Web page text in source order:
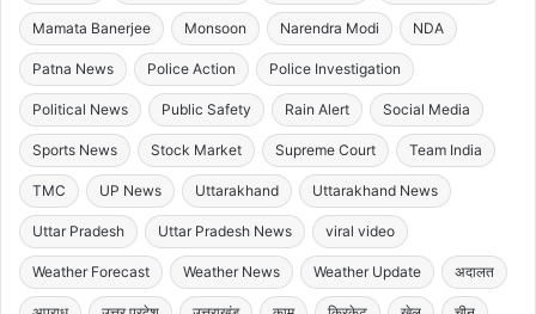
Mamata Banerjee Monsoon Narendra Modi NDA
Patna News Police Action Police Investigation
Political News Public Safety Rain Alert Social Media
Sports News Stock Market Supreme Court Team India
TMC UP News Uttarakhand Uttarakhand News
Uttar Pradesh Uttar Pradesh News viral video
Weather Forecast Weather News Weather Update अदालत